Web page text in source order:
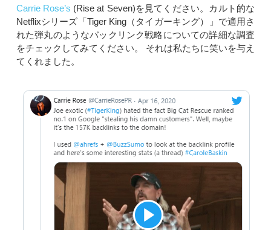
Carrie Rose’s (Rise at Seven)を見てください。カルト的な
Netflixシリーズ「Tiger King（タイガーキング）」で適用さ
れた弾丸のようなバックリンク戦略についての詳細な調査
をチェックしてみてください。 それは私たちに笑いを与え
てくれました。